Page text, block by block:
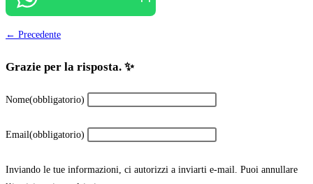
← Precedente
Grazie per la risposta. ✨
Nome(obbligatorio)
Email(obbligatorio)
Inviando le tue informazioni, ci autorizzi a inviarti e-mail. Puoi annullare